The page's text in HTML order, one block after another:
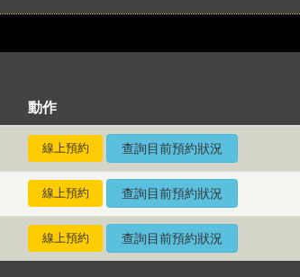
動作
線上預約 查詢目前預約狀況
線上預約 查詢目前預約狀況
線上預約 查詢目前預約狀況